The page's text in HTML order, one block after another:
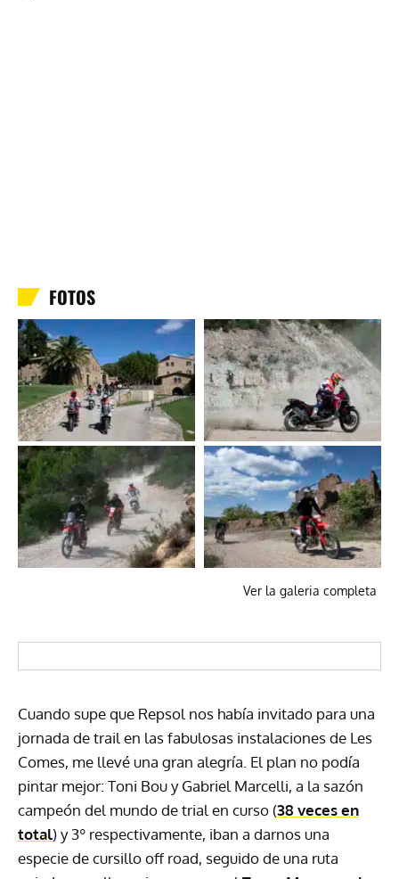
FOTOS
Ver la galeria completa
Cuando supe que Repsol nos había invitado para una
jornada de trail en las fabulosas instalaciones de Les
Comes, me llevé una gran alegría. El plan no podía
pintar mejor: Toni Bou y Gabriel Marcelli, a la sazón
campeón del mundo de trial en curso (38 veces en
total) y 3º respectivamente, iban a darnos una
especie de cursillo off road, seguido de una ruta